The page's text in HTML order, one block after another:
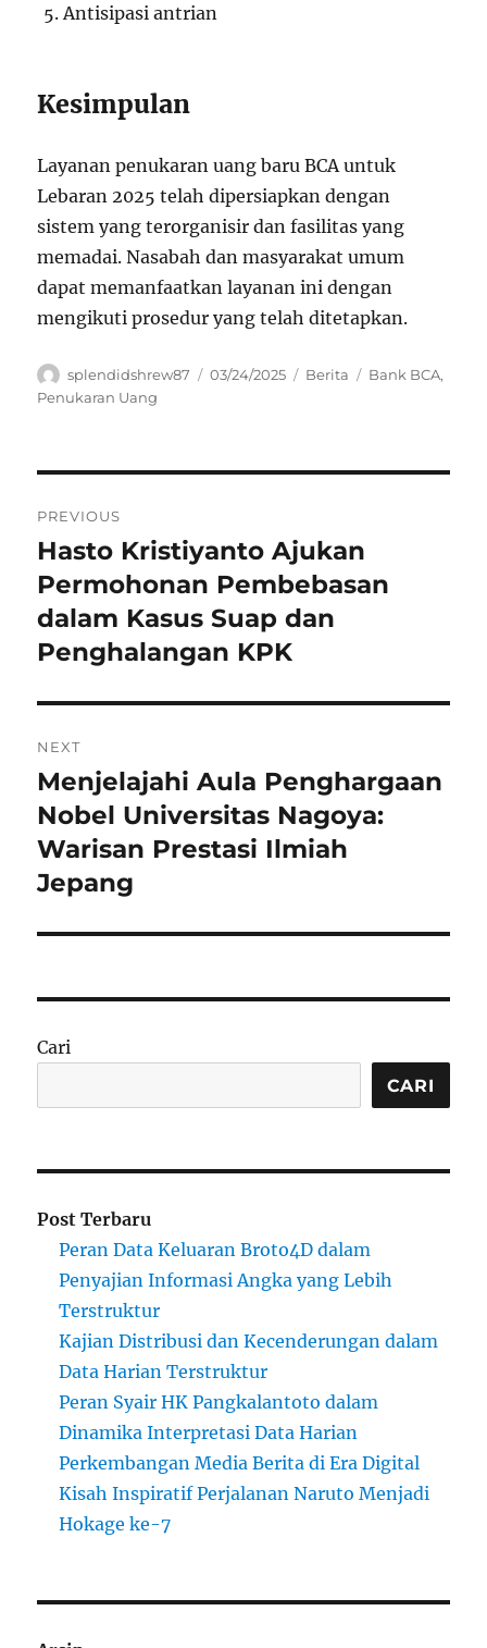
Antisipasi antrian
Kesimpulan
Layanan penukaran uang baru BCA untuk
Lebaran 2025 telah dipersiapkan dengan
sistem yang terorganisir dan fasilitas yang
memadai. Nasabah dan masyarakat umum
dapat memanfaatkan layanan ini dengan
mengikuti prosedur yang telah ditetapkan.
Author
splendidshrew87
Posted
03/24/2025 Categories
Berita Tags
Bank BCA,
Penukaran Uang
pos
PREVIOUS
Previous
post:
Hasto Kristiyanto Ajukan
Permohonan Pembebasan
dalam Kasus Suap dan
Penghalangan KPK
NEXT
Next
post:
Menjelajahi Aula Penghargaan
Nobel Universitas Nagoya:
Warisan Prestasi Ilmiah
Jepang
Cari
CARI
Post Terbaru
Peran Data Keluaran Broto4D dalam
Penyajian Informasi Angka yang Lebih
Terstruktur
Kajian Distribusi dan Kecenderungan dalam
Data Harian Terstruktur
Peran Syair HK Pangkalantoto dalam
Dinamika Interpretasi Data Harian
Perkembangan Media Berita di Era Digital
Kisah Inspiratif Perjalanan Naruto Menjadi
Hokage ke-7